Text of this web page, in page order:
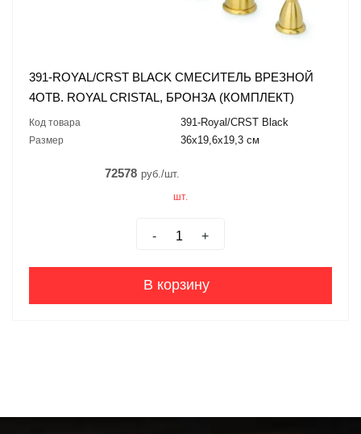
391-ROYAL/CRST BLACK СМЕСИТЕЛЬ ВРЕЗНОЙ
4ОТВ. ROYAL CRISTAL, БРОНЗА (КОМПЛЕКТ)
Код товара 391-Royal/CRST Black
Размер 36x19,6x19,3 см
72578 руб./шт.
шт.
- +
В корзину